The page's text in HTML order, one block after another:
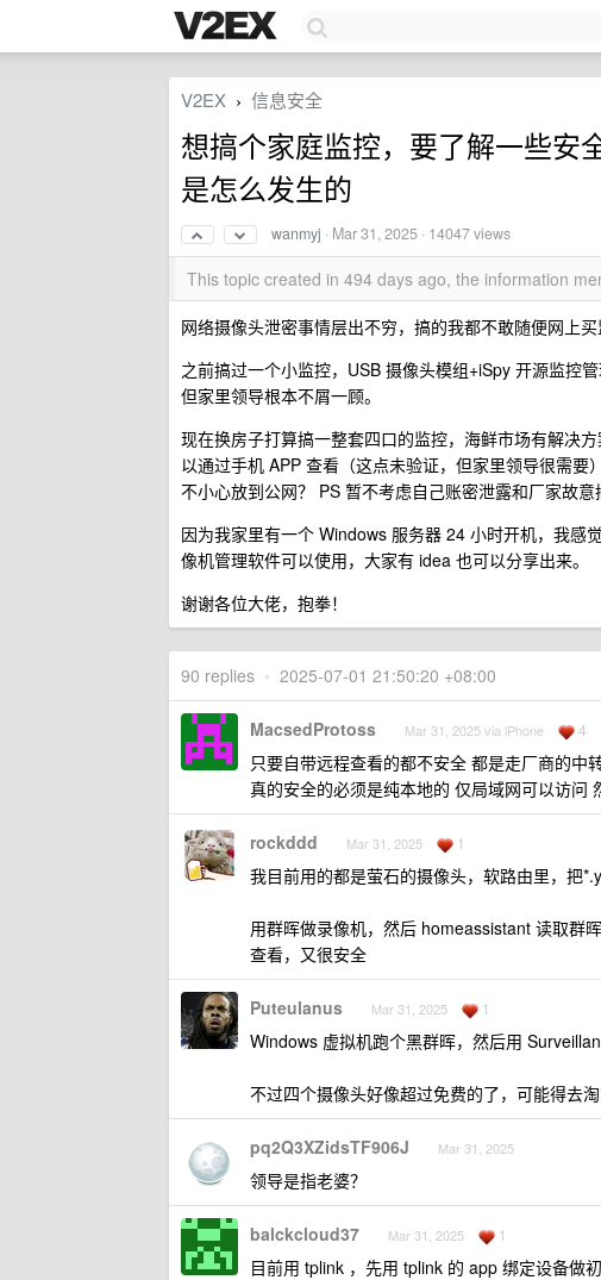
V2EX › 信息安全
想搞个家庭监控，要了解一些安
是怎么发生的
wanmyj · Mar 31, 2025 · 14047 views
This topic created in 494 days ago, the information
网络摄像头泄密事情层出不穷，搞的我都不敢随便网上买
之前搞过一个小监控，USB 摄像头模组+iSpy 开源监控
但家里领导根本不屑一顾。
现在换房子打算搞一整套四口的监控，海鲜市场有解决
以通过手机 APP 查看（这点未验证，但家里领导很需
不小心放到公网？ PS 暂不考虑自己账密泄露和厂家故意
因为我家里有一个 Windows 服务器 24 小时开机，我感
像机管理软件可以使用，大家有 idea 也可以分享出来。
谢谢各位大佬，抱拳！
90 replies • 2025-07-01 21:50:20 +08:00
MacsedProtoss Mar 31, 2025 via iPhone 4
只要自带远程查看的都不安全 都是走厂商的中
真的安全的必须是纯本地的 仅局域网可以访问
rockddd Mar 31, 2025 1
我目前用的都是萤石的摄像头，软路由里，把
用群晖做录像机，然后 homeassistant 读取群
查看，又很安全
Puteulanus Mar 31, 2025 1
Windows 虚拟机跑个黑群晖，然后用
不过四个摄像头好像超过免费的了，可能得去
pq2Q3XZidsTF906J Mar 31, 2025
领导是指老婆？
balckcloud37 Mar 31, 2025 1
目前用 tplink ，先用 tplink 的 app 绑定设备做